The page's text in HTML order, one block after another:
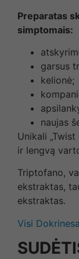
Preparatas
simptomais:
garsus
kelionė;
naujas
Unikali
ir lengvą
Triptofano,
ekstraktas,
ekstraktas.
Visi